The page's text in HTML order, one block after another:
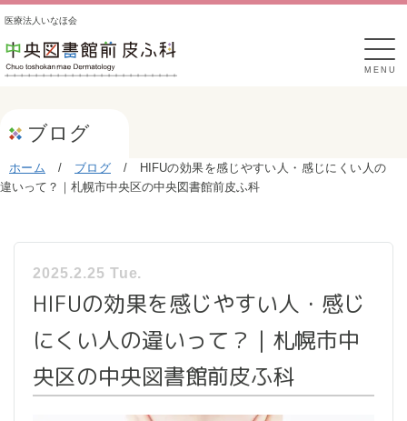
医療法人いなほ会
MENU
ブログ
ホーム / ブログ /
HIFUの効果を感じやすい人・感じにくい人の
違いって？｜札幌市中央区の中央図書館前皮ふ科
2025.2.25 Tue.
HIFUの効果を感じやすい人・感じ
にくい人の違いって？｜札幌市中
央区の中央図書館前皮ふ科